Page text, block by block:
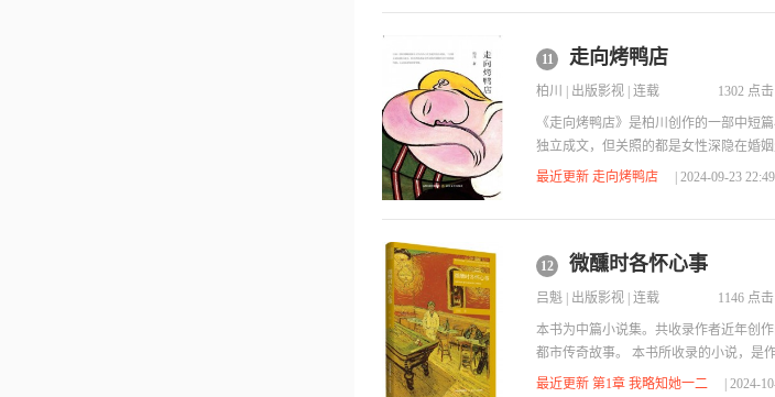
阁闲情为中心，以贾宝玉、林黛玉、薛
11 走向烤鸭店
柏川 出版影视 | 连载 1302 点击
《走向烤鸭店》是柏川创作的一部中短
独立成文，但关照的都是女性深隐在婚
寄予他者，重新建立女性与女性、女性
最近更新 走向烤鸭店 | 2024-09-23
12 微醺时各怀心事
吕魁 出版影视 | 连载 1146 点击
本书为中篇小说集。共收录作者近年创
都市传奇故事。 本书所收录的小说，是
现了“80后”那曾经飞扬的青春、卑微的
最近更新 第1章 我略知她一二 | 2024-